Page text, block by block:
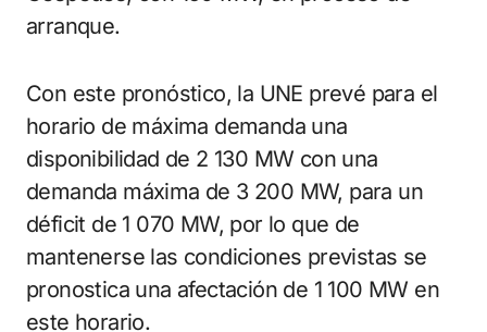
arranque.
Con este pronóstico, la UNE prevé para el
horario de máxima demanda una
disponibilidad de 2 130 MW con una
demanda máxima de 3 200 MW, para un
déficit de 1 070 MW, por lo que de
mantenerse las condiciones previstas se
pronostica una afectación de 1 100 MW en
este horario.